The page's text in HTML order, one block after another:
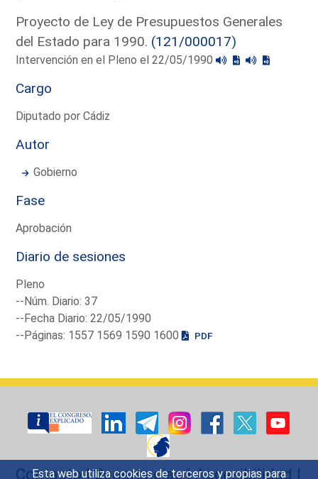
Esta web utiliza cookies de terceros y propias para
Proyecto de Ley de Presupuestos Generales
del Estado para 1990. (121/000017)
Intervención en el Pleno el 22/05/1990
Cargo
Diputado por Cádiz
Autor
Gobierno
Fase
Aprobación
Diario de sesiones
Pleno
--Núm. Diario: 37
--Fecha Diario: 22/05/1990
--Páginas: 1557 1569 1590 1600
PDF
Contacto|Sugerencias|Accesibilidad |